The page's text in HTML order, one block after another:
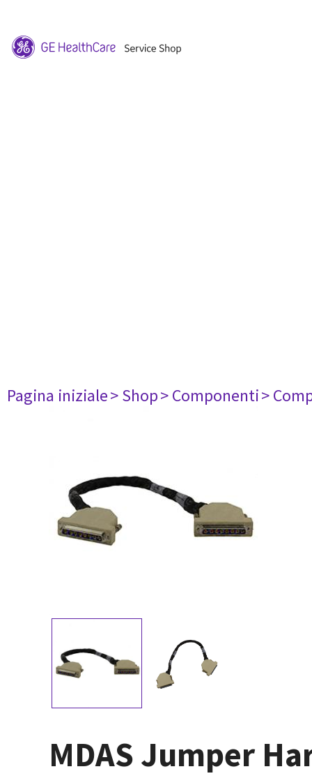
Pagina iniziale> Shop> Componenti>
MDAS Jumper